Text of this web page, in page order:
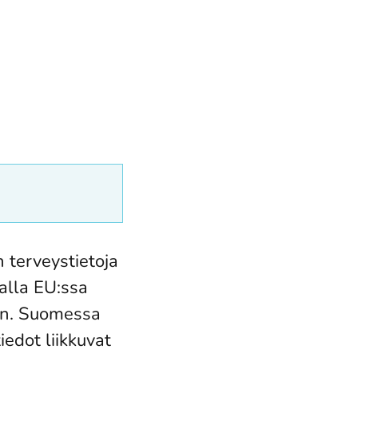
terveystietoja
EU:ssa
Suomessa
liikkuvat